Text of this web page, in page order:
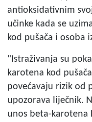
antioksidativnim
učinke kada se
kod pušača i osoba
"Istraživanja su
karotena kod
povećavaju rizik od
upozorava liječnik.
unos beta-karotena